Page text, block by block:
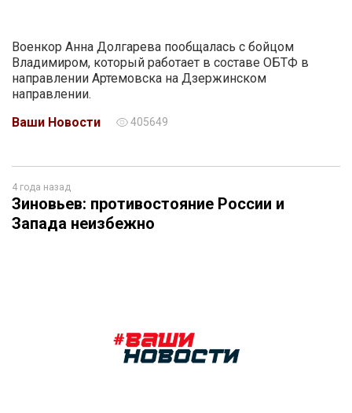
Военкор Анна Долгарева пообщалась с бойцом
Владимиром, который работает в составе ОБТФ в
направлении Артемовска на Дзержинском
направлении.
Ваши Новости
405649
4 года назад
Зиновьев: противостояние России и
Запада неизбежно